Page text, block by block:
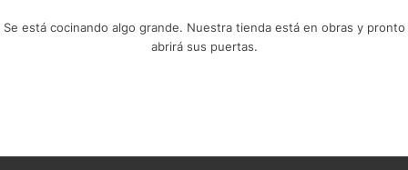
Se está cocinando algo grande. Nuestra tienda está en obras y pronto
abrirá sus puertas.